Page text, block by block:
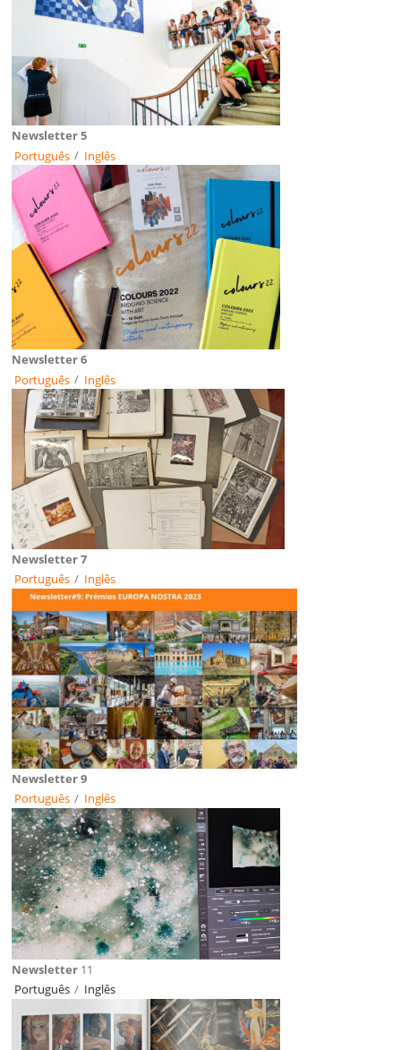
Newsletter 5
Português / Inglês
Newsletter 6
Português / Inglês
Newsletter 7
Português / Inglês
Newsletter 9
Português / Inglês
Newsletter 11
Português / Inglês